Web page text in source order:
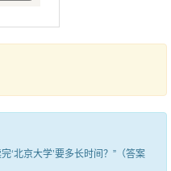
北京大学’要多长时间？”（答案